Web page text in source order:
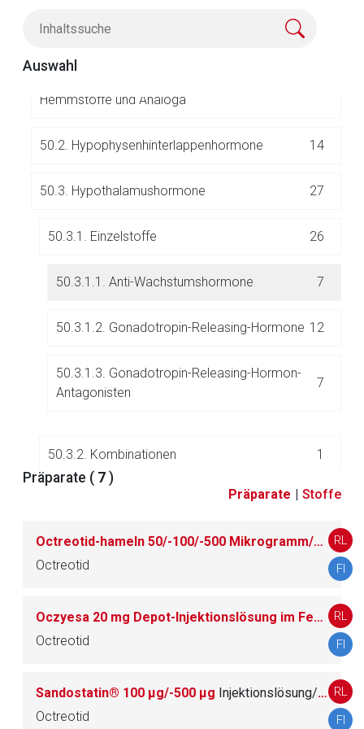
Auswahl
e regulatorische Peptide, ihre Hemmstoffe und A
naloga
Hemmstoffe und Analoga
50.2. Hypophysenhinterlappenhormone 14
50.3. Hypothalamushormone 27
50.3.1. Einzelstoffe 26
50.3.1.1. Anti-Wachstumshormone 7
50.3.1.2. Gonadotropin-Releasing-Hormone 12
50.3.1.3. Gonadotropin-Releasing-Hormon-
Antagonisten
7
50.3.2. Kombinationen 1
52. Infusions- und Standardinjektionslösungen, Or
ganperfusionslösungen
53. Kardiaka 37
Präparate ( 7 )
Präparate | Stoffe
Octreotid-hameln 50/-100/-500 Mikrogramm/ml Injektionslösung
Octreotid
RL
FI
Oczyesa 20 mg Depot-Injektionslösung im Fertigpen
Octreotid
RL
FI
Sandostatin® 100 μg/-500 μg Injektionslösung/Infusionslösung
Octreotid
RL
FI